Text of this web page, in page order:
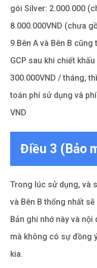
gói Silver: 2.000.000
8.000.000VND (chưa
9.Bên A và Bên B
GCP sau khi chiết
300.000VND / tháng,
toán phí sử dụng và
VND
Điều 3 (Bảo
Trong lúc sử dụng, và
và Bên B thống nhất
Bản ghi nhớ này và
mà không có sự đồng
kia.